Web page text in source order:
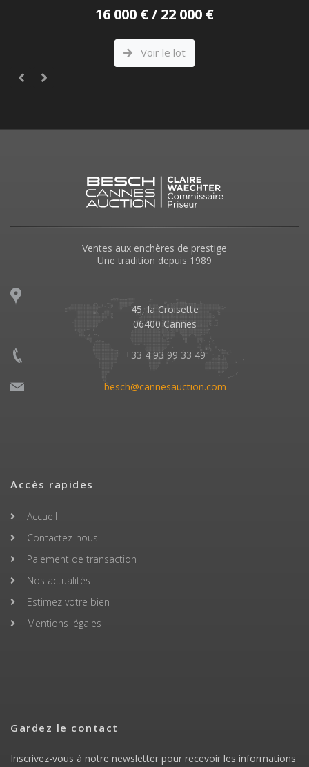
16 000 € / 22 000 €
Voir le lot
Ventes aux enchères de prestige
Une tradition depuis 1989
45, la Croisette
06400 Cannes
+33 4 93 99 33 49
besch@cannesauction.com
Accès rapides
Accueil
Contactez-nous
Paiement de transaction
Nos actualités
Estimez votre bien
Mentions légales
Gardez le contact
Inscrivez-vous à notre newsletter pour recevoir les informations